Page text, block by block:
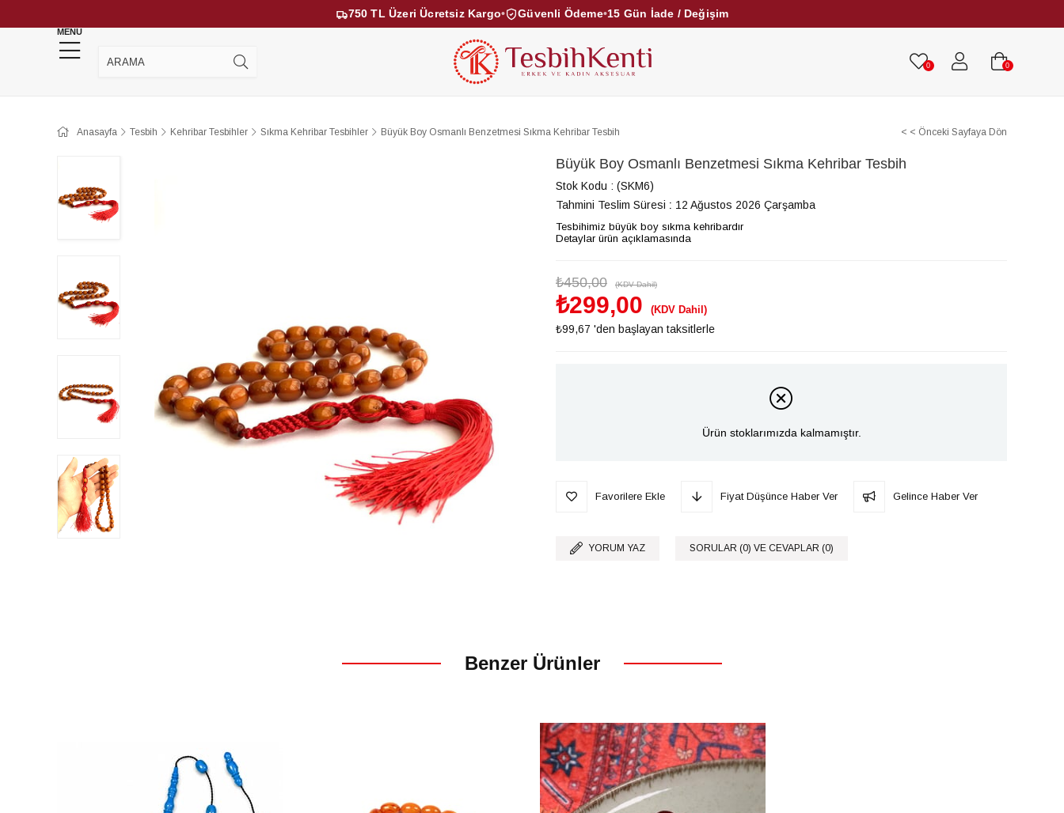
750 TL Üzeri Ücretsiz Kargo• Güvenli Ödeme•15 Gün İade / Değişim
MENU
0 0
KEHRİBAR TESBİHLER KUKA TESBİHLER
Anasayfa Tesbih Kehribar Tesbihler Sıkma Kehribar Tesbihler Büyük Boy Osmanlı Benzetmesi Sıkma Kehribar Tesbih < < Önceki Sayfaya Dön
Büyük Boy Osmanlı Benzetmesi Sıkma Kehribar Tesbih
Stok Kodu
(SKM6)
Tahmini Teslim Süresi : 12 Ağustos 2026 Çarşamba
Tesbihimiz büyük boy sıkma kehribardır
Detaylar ürün açıklamasında
₺450,00 (KDV Dahil)
₺299,00 (KDV Dahil)
₺99,67 'den başlayan taksitlerle
Ürün stoklarımızda kalmamıştır.
Favorilere Ekle Fiyat Düşünce Haber Ver Gelince Haber Ver
YORUM YAZ SORULAR (0) VE CEVAPLAR (0)
Benzer Ürünler